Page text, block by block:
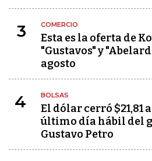
3 COMERCIO
Esta es la oferta de
"Gustavos" y
agosto
4 BOLSAS
El dólar cerró $21,81
último día hábil del
Gustavo Petro